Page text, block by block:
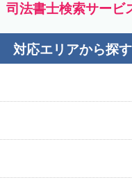
司法書士検索サービ
対応エリアから探す